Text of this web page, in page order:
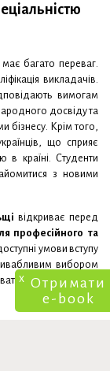
багато переваг.
викладачів.
вимогам
досвіду та
бізнесу. Крім того,
що сприяє
в країні. Студенти
з новими
відкриває перед
професійного та
умови вступу
вибором
успішну кар’єру в
x Отримати
e-book